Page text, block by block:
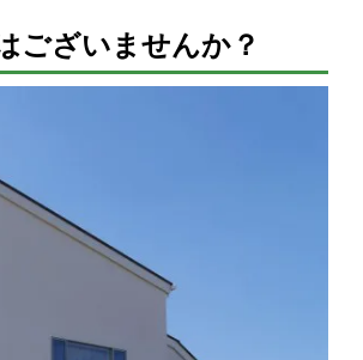
ございませんか？